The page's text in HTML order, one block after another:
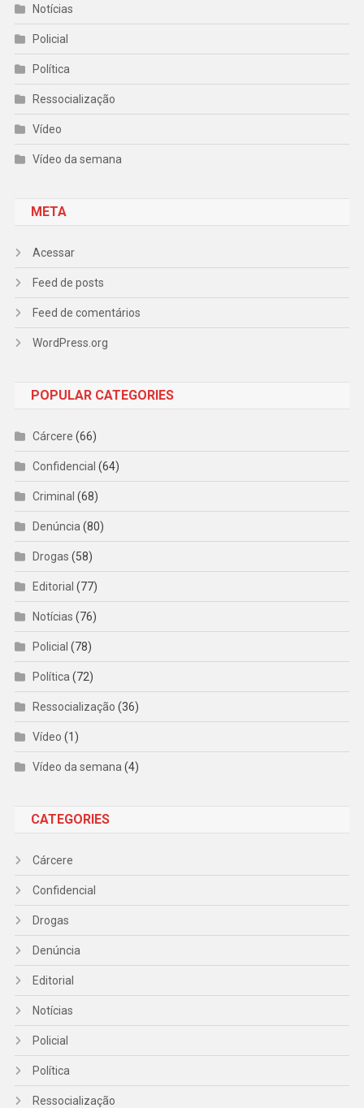
Notícias
Policial
Política
Ressocialização
Vídeo
Vídeo da semana
META
Acessar
Feed de posts
Feed de comentários
WordPress.org
POPULAR CATEGORIES
Cárcere (66)
Confidencial (64)
Criminal (68)
Denúncia (80)
Drogas (58)
Editorial (77)
Notícias (76)
Policial (78)
Política (72)
Ressocialização (36)
Vídeo (1)
Vídeo da semana (4)
CATEGORIES
Cárcere
Confidencial
Drogas
Denúncia
Editorial
Notícias
Policial
Política
Ressocialização